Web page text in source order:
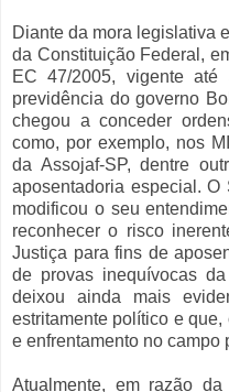
Diante da mora legislativa
da Constituição Federal,
EC 47/2005, vigente
previdência do governo
chegou a conceder
como, por exemplo, nos
da Assojaf-SP, dentre
aposentadoria especial. O
modificou o seu
reconhecer o risco
Justiça para fins de
de provas inequívocas
deixou ainda mais
estritamente político e
e enfrentamento no campo
Atualmente, em razão